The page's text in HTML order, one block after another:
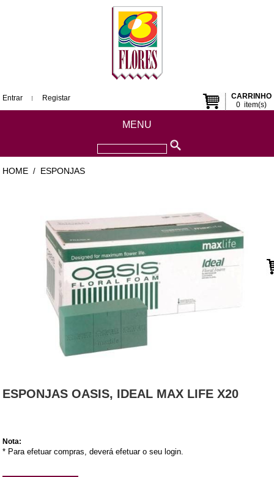
CARRINHO
0item(s)
Entrar Registar
MENU
HOME / ESPONJAS
ESPONJAS OASIS, IDEAL MAX LIFE X20
Nota:
* Para efetuar compras, deverá efetuar o seu login.